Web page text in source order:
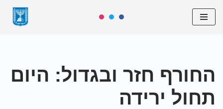
Skip
החורף חזר ובגדול: היום
תחול ירידה